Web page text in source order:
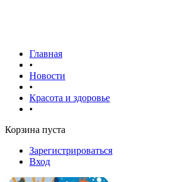
Главная
•
Новости
•
Красота и здоровье
•
Корзина пуста
Зарегистрироваться
Вход